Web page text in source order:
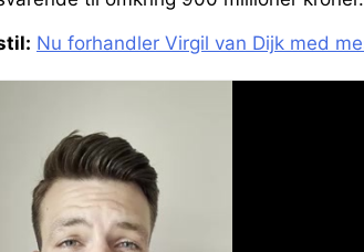
Nu forhandler Virgil van Dijk med